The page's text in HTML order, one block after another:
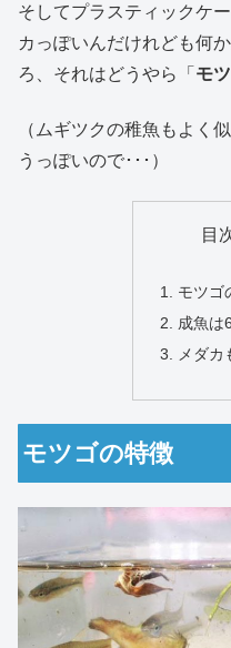
そしてプラスティックケ
カっぽいんだけれども何
ろ、それはどうやら「 モ
（ムギツクの稚魚もよく
うっぽいので･･･）
目
モツゴ
成魚は
メダカ
モツゴの特徴